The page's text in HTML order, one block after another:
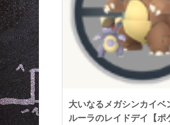
大いなるメガシンカイベ
ルーラのレイドデイ【ポ